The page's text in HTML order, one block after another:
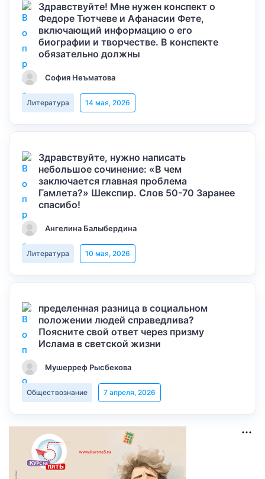
Здравствуйте! Мне нужен конспект о
Федоре Тютчеве и Афанасии Фете,
включающий информацию о его
биографии и творчестве. В конспекте
обязательно должны
София Неъматова
Литература 14 мая, 2026
Здравствуйте, нужно написать
небольшое сочинение: «В чем
заключается главная проблема
Гамлета?» Шекспир. Слов 50-70 Заранее
спасибо!
Ангелина Балыбердина
Литература 10 мая, 2026
пределенная разница в социальном
положении людей справедлива?
Поясните свой ответ через призму
Ислама в светской жизни
Мушерреф Рысбекова
Обществознание 7 апреля, 2026